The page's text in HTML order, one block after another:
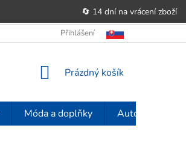
🔄 14 dní na vrácení zboží
POUČENÍ O PRÁVU
Přihlášení
NÁKUPNÍ
Prázdný košík
Móda a doplňky Auto-moto